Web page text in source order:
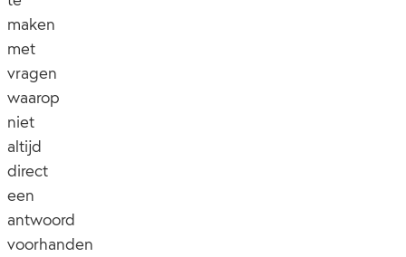
maken
met
vragen
waarop
niet
altijd
direct
een
antwoord
voorhanden